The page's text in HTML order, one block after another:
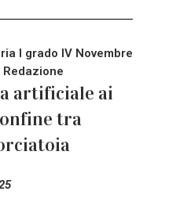
I grado IV Novembre
artificiale ai
tra